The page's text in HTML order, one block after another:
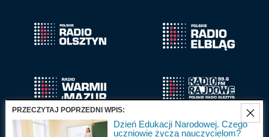
PRZECZYTAJ POPRZEDNI WPIS:
Dzień Edukacji Narodowej. Czego
uczniowie życzą nauczycielom?